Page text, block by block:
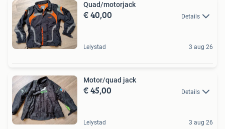
Quad/motorjack
€ 40,00 Details
Lelystad 3 aug 26
Motor/quad jack
€ 45,00 Details
Lelystad 3 aug 26